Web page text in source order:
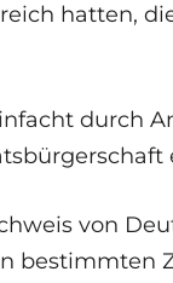
hatten,
durch
von
bestimmten